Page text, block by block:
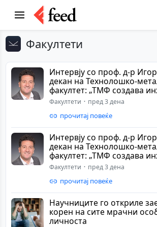
Факултети
Интервју со проф. д-р
декан на Технолошко-
факултет: „ТМФ создава
иднината пре...
Факултети пред 3 дена
прочитај повеќе
Интервју со проф. д-р
декан на Технолошко-
факултет: „ТМФ создава
иднината пре...
Факултети пред 3 дена
прочитај повеќе
Научниците го откриле
корен на сите мрачни
личноста